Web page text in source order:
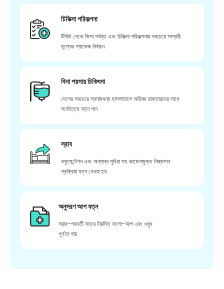
চিকিত্সা পরিকল্পনা
টিকিট থেকে ভিসা পর্যন্ত এবং চিকিত্সা পরিকল্পনায় সবচেয়ে সাশ্রয়ী
মূল্যের প্যাকেজ নির্বাচন
বিনা পয়সায় চিকিৎসা
দেশের সবচেয়ে স্বনামধন্য হাসপাতালে অভিজ্ঞ ডাক্তারদের সাথে
সর্বোত্তম যত্ন পান
স্রাব
ডকুমেন্টেশন এবং অন্যান্য সুবিধা সহ ঝামেলামুক্ত নিষ্কাশন
প্রক্রিয়া যত্ন নেওয়া হয়
অনুসরণ আপ যত্ন
স্রাব-পরবর্তী সময়ে নিয়মিত ফলো-আপ এবং ওষুধ
পূর্ণতা পায়